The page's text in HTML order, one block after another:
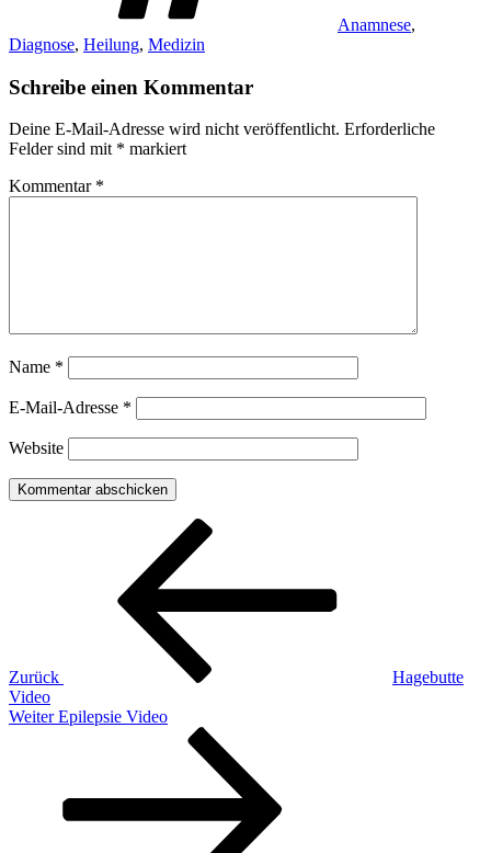
Anamnese,
Diagnose, Heilung, Medizin
Schreibe einen Kommentar
Deine E-Mail-Adresse wird nicht veröffentlicht. Erforderliche
Felder sind mit * markiert
Kommentar *
Name *
E-Mail-Adresse *
Website
Beitragsnavigation
Zurück
Hagebutte
Video
Nächster
Weiter Epilepsie Video